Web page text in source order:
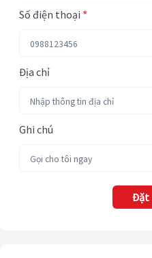
Số điện thoại *
Địa chỉ
Ghi chú
Đặt